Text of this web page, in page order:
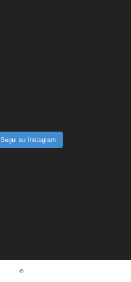
Segui su Instagram
©